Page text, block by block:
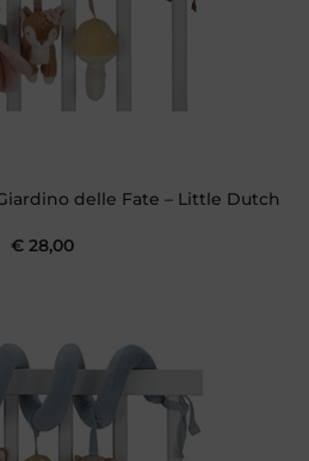
delle Fate – Little Dutch
€28,00